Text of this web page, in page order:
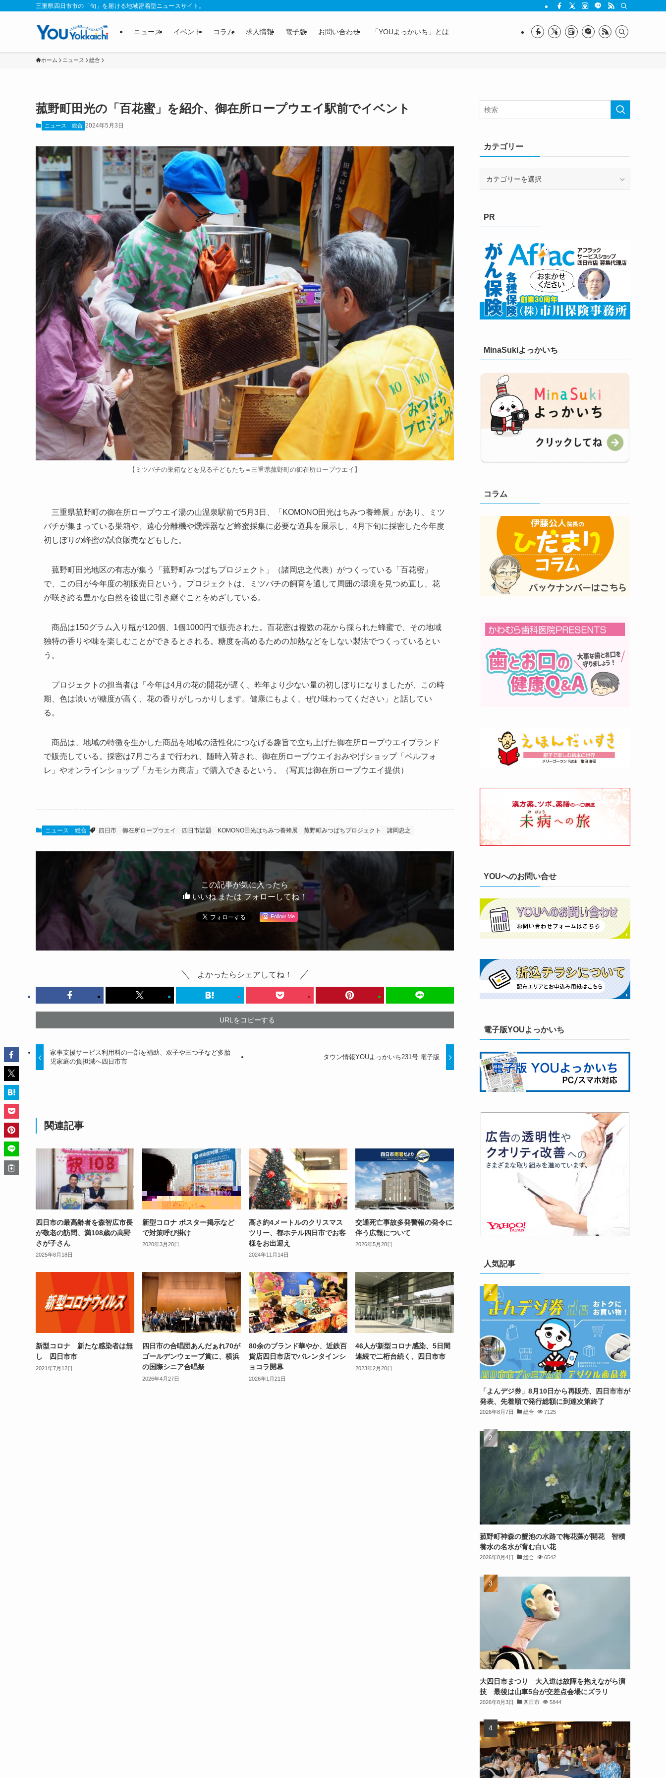
三重県四日市市の「旬」を届ける地域密着型ニュースサイト。
ニュース イベント コラム 求人情報 電子版 お問い合わせ 「YOUよっかいち」とは
ホーム ニュース 総合
菰野町田光の「百花蜜」を紹介、御在所ロープウエイ駅前でイベント
ニュース 総合 2024年5月3日
【ミツバチの巣箱などを見る子どもたち＝三重県菰野町の御在所ロープウエイ】
三重県菰野町の御在所ロープウエイ湯の山温泉駅前で5月3日、「KOMONO田光はちみつ養蜂展」があり、ミツ
バチが集まっている巣箱や、遠心分離機や燻煙器など蜂蜜採集に必要な道具を展示し、4月下旬に採密した今年度
初しぼりの蜂蜜の試食販売などもした。
菰野町田光地区の有志が集う「菰野町みつばちプロジェクト」（諸岡忠之代表）がつくっている「百花密」
で、この日が今年度の初販売日という。プロジェクトは、ミツバチの飼育を通して周囲の環境を見つめ直し、花
が咲き誇る豊かな自然を後世に引き継ぐことをめざしている。
商品は150グラム入り瓶が120個、1個1000円で販売された。百花密は複数の花から採られた蜂蜜で、その地域
独特の香りや味を楽しむことができるとされる。糖度を高めるための加熱などをしない製法でつくっているとい
う。
プロジェクトの担当者は「今年は4月の花の開花が遅く、昨年より少ない量の初しぼりになりましたが、この時
期、色は淡いが糖度が高く、花の香りがしっかりします。健康にもよく、ぜひ味わってください」と話してい
る。
商品は、地域の特徴を生かした商品を地域の活性化につなげる趣旨で立ち上げた御在所ロープウエイブランド
で販売している。採密は7月ごろまで行われ、随時入荷され、御在所ロープウエイおみやげショップ「ベルフォ
レ」やオンラインショップ「カモシカ商店」で購入できるという。（写真は御在所ロープウエイ提供）
ニュース 総合 四日市 御在所ロープウエイ 四日市話題 KOMONO田光はちみつ養蜂展 菰野町みつばちプロジェクト 諸岡忠之
この記事が気に入ったら
いいね または フォローしてね！
Follow Me
よかったらシェアしてね！
URLをコピーする
家事支援サービス利用料の一部を補助、双子や三つ子など多胎
児家庭の負担減へ四日市市
タウン情報YOUよっかいち231号 電子版
関連記事
四日市の最高齢者を森智広市長
が敬老の訪問、満108歳の高野
さが子さん
2025年8月18日
新型コロナ ポスター掲示など
で対策呼び掛け
2020年3月20日
高さ約4メートルのクリスマス
ツリー、都ホテル四日市でお客
様をお出迎え
2024年11月14日
交通死亡事故多発警報の発令に
伴う広報について
2026年5月28日
新型コロナ 新たな感染者は無
し 四日市市
2021年7月12日
四日市の合唱団あんだぁれ70が
ゴールデンウェーブ賞に、横浜
の国際シニア合唱祭
2026年4月27日
80余のブランド華やか、近鉄百
貨店四日市店でバレンタインシ
ョコラ開幕
2026年1月21日
46人が新型コロナ感染、5日間
連続で二桁台続く、四日市市
2023年2月20日
カテゴリー
ーPR
MinaSukiよっかいち
コラム
YOUへのお問い合せ
電子版YOUよっかいち
人気記事
「よんデジ券」8月10日から再販売、四日市市が
発表、先着順で発行総額に到達次第終了
2026年8月7日 総合 7125
菰野町神森の蟹池の水路で梅花藻が開花 智積
養水の名水が育む白い花
2026年8月4日 総合 6542
大四日市まつり 大入道は故障を抱えながら演
技 最後は山車5台が交差点会場にズラリ
2026年8月3日 四日市 5844